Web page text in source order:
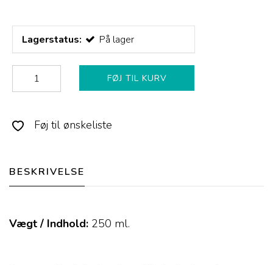
Lagerstatus: På lager
FØJ TIL KURV
Føj til ønskeliste
BESKRIVELSE
Vægt / Indhold: 250 ml.